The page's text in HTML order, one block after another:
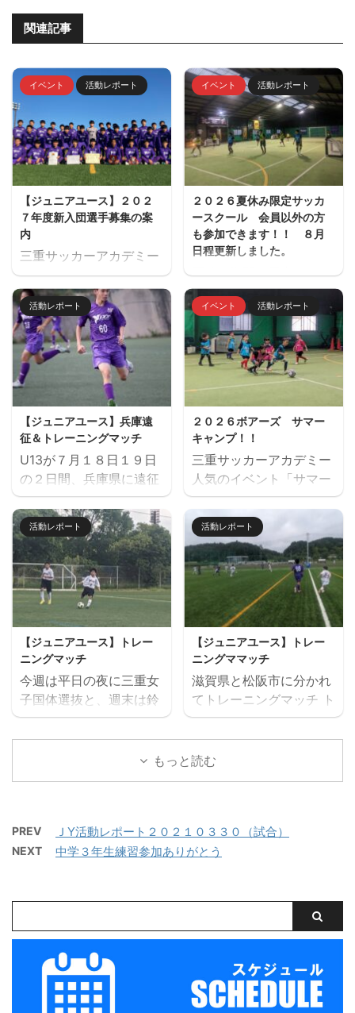
関連記事
イベント 活動レポート
【ジュニアユース】２０２
７年度新入団選手募集の案
内
三重サッカーアカデミー
ジュニアユース（中学生
のチーム）の２０２７年
度の新入団選手対象の体
験練習会を開催します。
ご興味のある方はぜひご
参加ください。体験練習
会を通して進路の選択肢
の一つとしてご検討いた
だければと思います。体
験会のお申込みはページ
下にある申込フォームか
らお願いいたします。 三
ュニアユースでは、選手
の育成を第一とし、次の
年代でさらなる飛躍がで
きるよう活動していま
す。 中学生年代で獲得す
べき技術や戦術の徹底・
個々がもつストロングポ
イント（長所）を磨く・
そしてサッカーを楽しむ
...
イベント 活動レポート
２０２６夏休み限定サッカ
ースクール 会員以外の方
も参加できます！！ ８月
日程更新しました。
夏休み期間、屋内フット
サル場「フットサーカス
鈴鹿」でミニサッカー中
心のストリートサッカー
的サッカースクールを開
催します。毎回参加、１
回だけの参加OKと気軽
に参加できます。※参加
にはお申込みが必要で
す。下のフォームからお
申込みください。キャン
セル等ないようご予定を
ご確認の上お申し込みく
ださい。 ウォーミングア
ップを兼ねた基礎技術練
習の後、たくさんミニサ
ッカーの試合を実施。そ
して毎日ベストプレヤー
を選出！！ 協賛：
Mreform 時間割： 小学
１ー３年生 １６：３０－
１７：２０ 定員１２名程
度 最少催行人数６ ...
活動レポート
【ジュニアユース】兵庫遠
征＆トレーニングマッチ
U13が７月１８日１９日
の２日間、兵庫県に遠征
しました。 U14とU15
は、鈴鹿市と奈良県でト
レーニングマッチを行い
ました。 兵庫遠征 三重
サッカーアカデミー 対
FC VAIZE・高槻ジー
グ・CAOS（大阪）・ハ
ジャス（岡山）・FCファ
ルトラーダ（広島）・
MIOびわこ滋賀・レイジ
ェンド滋賀
https://miesocceracade
07/PXL_20260718_0801
22879.mp4 トレーニン
イベント 活動レポート
２０２６ボアーズ サマー
キャンプ！！
三重サッカーアカデミー
人気のイベント「サマー
キャンプ」を７月２６日
（日）に開催します。 楽
しいゲームから本格的な
サッカーの練習、サッカ
ー大会と盛りだくさんの
内容で、この夏最高の思
い出になること間違いな
し！！ たくさんのご参加
お待ちしております。
【日時】７月２６日
（日）９：００（８：４
５開場）－１７：００
ート） 【持ち物】サッカ
ーのできる格好・靴※・
（大きめの水筒）・着替
え（午後練習用）・サン
ダル・タオル・お弁当
保管 ...
活動レポート
【ジュニアユース】トレー
ニングマッチ
今週は平日の夜に三重女
子国体選抜と、週末は鈴
鹿市と津市に分かれてト
レーニングマッチを実施
しました。 トレーニング
ー 対 ヴェルデラッソ
松阪 三重サッカーアカデ
活動レポート
【ジュニアユース】トレー
ニングママッチ
滋賀県と松阪市に分かれ
てトレーニングマッチ ト
レーニングマッチ 三重サ
ッカーアカデミー 対
ラドソン滋賀 三重サッカ
もっと読む
PREV ＪY活動レポート２０２１０３３０（試合）
NEXT 中学３年生練習参加ありがとう